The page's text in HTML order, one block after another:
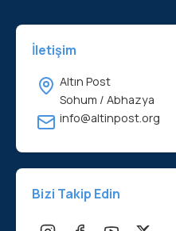
İletişim
Altın Post
Sohum / Abhazya
info@altinpost.org
Bizi Takip Edin